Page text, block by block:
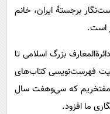
برجستۀ ایران، خانم
است.
بزرگ اسلامی تا
فهرست‌نویسی کتاب‌های
و مفتخریم که سی‌وهفت سال
ما افزود.